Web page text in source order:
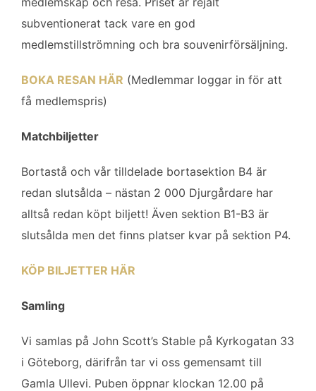
subventionerat tack vare en god
medlemstillströmning och bra souvenirförsäljning.
BOKA RESAN HÄR (Medlemmar loggar in för att
få medlemspris)
Matchbiljetter
Bortastå och vår tilldelade bortasektion B4 är
redan slutsålda – nästan 2 000 Djurgårdare har
alltså redan köpt biljett! Även sektion B1-B3 är
slutsålda men det finns platser kvar på sektion P4.
KÖP BILJETTER HÄR
Samling
Vi samlas på John Scott’s Stable på Kyrkogatan 33
i Göteborg, därifrån tar vi oss gemensamt till
Gamla Ullevi. Puben öppnar klockan 12.00 på